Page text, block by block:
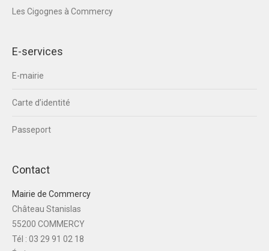
Les Cigognes à Commercy
E-services
E-mairie
Carte d’identité
Passeport
Contact
Mairie de Commercy
Château Stanislas
55200 COMMERCY
Tél : 03 29 91 02 18